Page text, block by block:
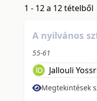
1 - 12 a 12 tételből
A nyilvános
55-61
Jallouli
Megtekintések